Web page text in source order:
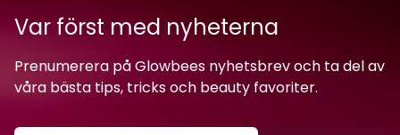
Var först med nyheterna
Prenumerera på Glowbees nyhetsbrev och ta del av
våra bästa tips, tricks och beauty favoriter.